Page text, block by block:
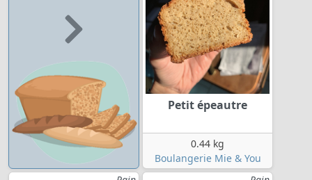
Petit épeautre
0.44 kg
Boulangerie Mie & You